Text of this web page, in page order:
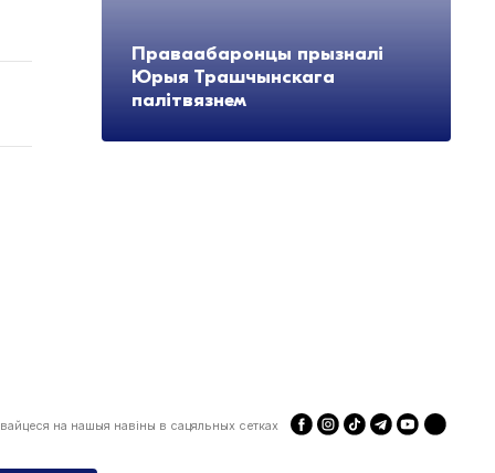
Праваабаронцы прызналі
Юрыя Трашчынскага
палітвязнем
на нашыя навіны в сацяльных сетках